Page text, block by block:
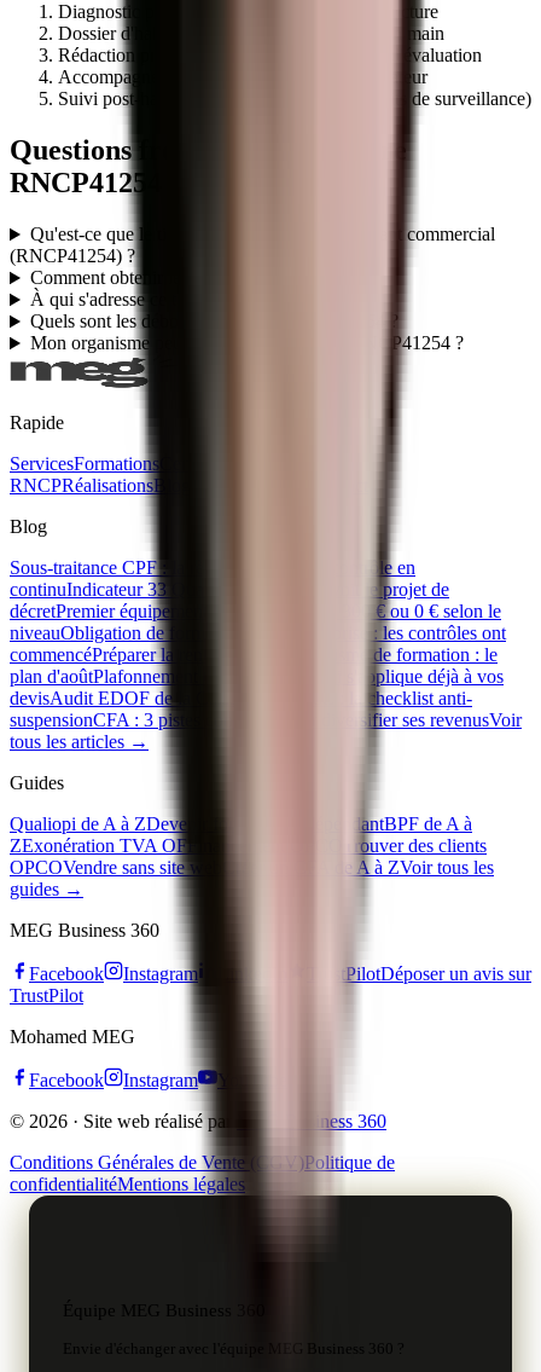
Diagnostic préalable d'éligibilité de votre structure
Dossier d'habilitation centre évaluateur clé en main
Rédaction programme + référentiel + outils d'évaluation
Accompagnement audit initial par le certificateur
Suivi post-habilitation (renouvellement, audits de surveillance)
Questions fréquentes sur le titre
RNCP41254
Qu'est-ce que le titre professionnel TP - Assistant commercial
(RNCP41254) ?
Comment obtenir le titre RNCP41254 ?
À qui s'adresse ce titre RNCP41254 ?
Quels sont les débouchés du titre RNCP41254 ?
Mon organisme peut-il faire passer le titre RNCP41254 ?
Rapide
ServicesFormations
RNCPRéalisationsBlog
Blog
Sous-traitance CPF : la règle des 80/20 se contrôle en
continuIndicateur 33 Qualiopi : ce que prévoit le projet de
décretPremier équipement apprenti : 500 €, 300 € ou 0 € selon le
niveauObligation de formation IA en entreprise : les contrôles ont
commencéPréparer la rentrée de son organisme de formation : le
plan d'aoûtPlafonnement CPF 2026 : ce qui s'applique déjà à vos
devisAudit EDOF de la Caisse des Dépôts : la checklist anti-
suspensionCFA : 3 pistes concrètes pour diversifier ses revenusVoir
tous les articles →
Guides
Qualiopi de A à ZDevenir formateur indépendantBPF de A à
ZExonération TVA OF
Trouver des clients
OPCOVendre sans site web Créer un CFA de A à ZVoir tous les
guides →
MEG Business 360
Facebook Instagram TrustPilotDéposer un avis sur
TrustPilot
Mohamed MEG
Facebook Instagram
YouTube
© 2026 · Site web réalisé par
MEG Business 360
Conditions Générales de Vente (CGV)Politique de
confidentialitéMentions légales
Équipe MEG Business 360
Envie d'échanger avec l'équipe MEG Business 360 ?